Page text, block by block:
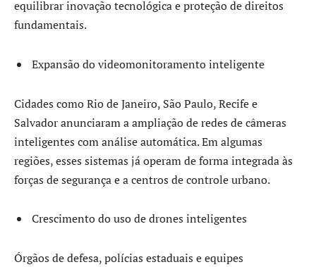
equilibrar inovação tecnológica e proteção de direitos
fundamentais.
Expansão do videomonitoramento inteligente
Cidades como Rio de Janeiro, São Paulo, Recife e
Salvador anunciaram a ampliação de redes de câmeras
inteligentes com análise automática. Em algumas
regiões, esses sistemas já operam de forma integrada às
forças de segurança e a centros de controle urbano.
Crescimento do uso de drones inteligentes
Órgãos de defesa, polícias estaduais e equipes